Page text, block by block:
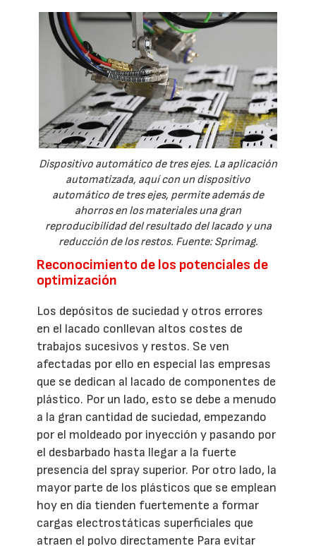
Dispositivo automático de tres ejes. La aplicación
automatizada, aquí con un dispositivo
automático de tres ejes, permite además de
ahorros en los materiales una gran
reproducibilidad del resultado del lacado y una
reducción de los restos. Fuente: Sprimag.
Reconocimiento de los potenciales de
optimización
Los depósitos de suciedad y otros errores
en el lacado conllevan altos costes de
trabajos sucesivos y restos. Se ven
afectadas por ello en especial las empresas
que se dedican al lacado de componentes de
plástico. Por un lado, esto se debe a menudo
a la gran cantidad de suciedad, empezando
por el moldeado por inyección y pasando por
el desbarbado hasta llegar a la fuerte
presencia del spray superior. Por otro lado, la
mayor parte de los plásticos que se emplean
hoy en día tienden fuertemente a formar
cargas electrostáticas superficiales que
atraen el polvo directamente Para evitar